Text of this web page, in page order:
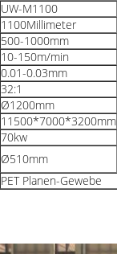
UW-M1100
1100Millimeter
500-1000mm
10-150m/min
0.01-0.03mm
32:1
Ø1200mm
11500*7000*3200mm
70kw
Ø510mm
PET Planen-Gewebe